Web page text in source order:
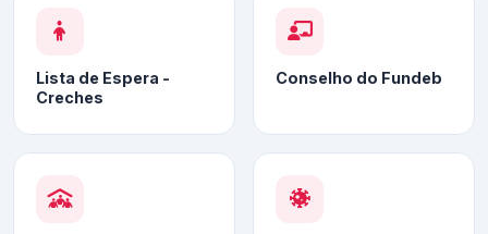
Lista de Espera -
Creches
Conselho do Fundeb